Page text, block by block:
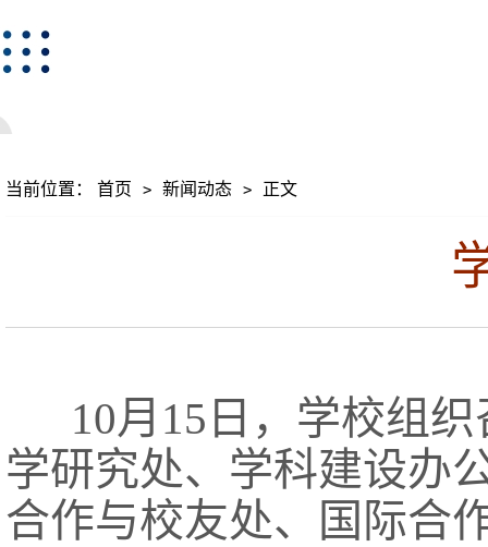
当前位置： 首页 > 新闻动态 > 正文
10月15日，学校组
学研究处、学科建设办
合作与校友处、国际合